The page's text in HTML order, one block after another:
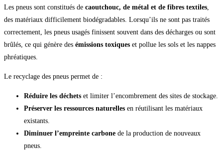
Les pneus sont constitués de caoutchouc, de métal et de fibres textiles,
des matériaux difficilement biodégradables. Lorsqu’ils ne sont pas traités
correctement, les pneus usagés finissent souvent dans des décharges ou sont
brûlés, ce qui génère des émissions toxiques et pollue les sols et les nappes
phréatiques.
Le recyclage des pneus permet de :
Réduire les déchets et limiter l’encombrement des sites de stockage.
Préserver les ressources naturelles en réutilisant les matériaux
existants.
Diminuer l’empreinte carbone de la production de nouveaux
pneus.